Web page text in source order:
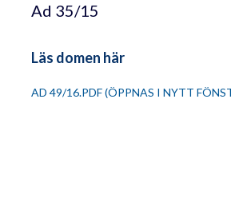
Ad 35/15
Läs domen här
AD 49/16.PDF (ÖPPNAS I NYTT